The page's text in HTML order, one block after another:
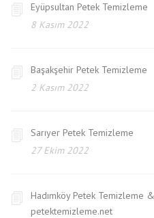
Eyüpsultan Petek Temizleme
8 Kasım 2022
Başakşehir Petek Temizleme
2 Kasım 2022
Sarıyer Petek Temizleme
27 Ekim 2022
Hadımköy Petek Temizleme
petektemizleme.net